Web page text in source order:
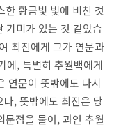
한 황금빛 빛에 비친 것
기미가 있는 것 같았습
최진에게 그가 연문과
에, 특별히 추월백에게
연문이 뜻밖에도 다시
, 뜻밖에도 최진은 당
문점을 물어, 과연 추월